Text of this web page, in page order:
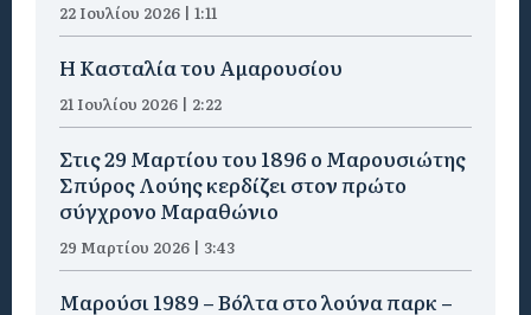
22 Ιουλίου 2026 | 1:11
Η Κασταλία του Αμαρουσίου
21 Ιουλίου 2026 | 2:22
Στις 29 Μαρτίου του 1896 ο Μαρουσιώτης
Σπύρος Λούης κερδίζει στον πρώτο
σύγχρονο Μαραθώνιο
29 Μαρτίου 2026 | 3:43
Μαρούσι 1989 – Βόλτα στο λούνα παρκ –